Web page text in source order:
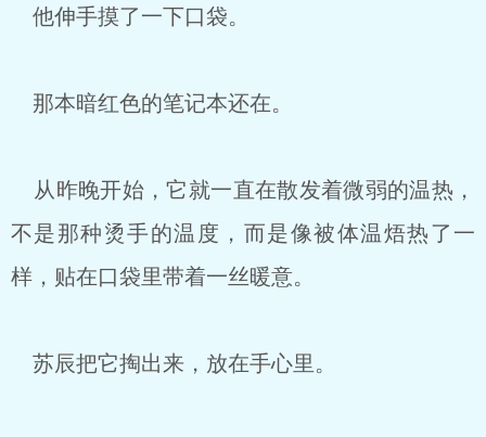
他伸手摸了一下口袋。
那本暗红色的笔记本还在。
从昨晚开始，它就一直在散发着微弱的温热，
不是那种烫手的温度，而是像被体温焐热了一
样，贴在口袋里带着一丝暖意。
苏辰把它掏出来，放在手心里。